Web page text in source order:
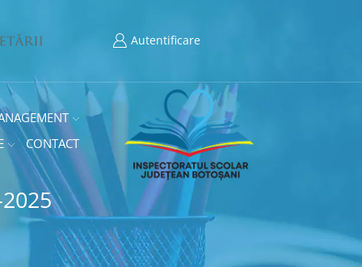
Autentificare
CONTACT
2025